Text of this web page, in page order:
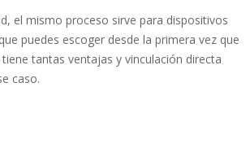
el mismo proceso sirve para dispositivos
puedes escoger desde la primera vez que
tantas ventajas y vinculación directa
caso.